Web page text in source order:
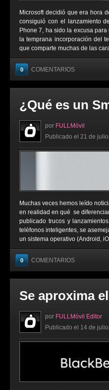
Microsoft decidió que era hora
consiguió con el lanzamiento
Phone 7, ha sido la excusa
la temprana incorporación del
que comparte muchas de las
0 COMENTARIOS
¿Qué es un
por FULLMóvil
Publicado el 21 de
Muchas veces hemos leído
en realidad en qué se
publicado trucos y
teléfonos inteligentes, se
un sistema operativo (Android,
0 COMENTARIOS
Se aproxima
por FULLMóvil Editor
Publicado el 14 de